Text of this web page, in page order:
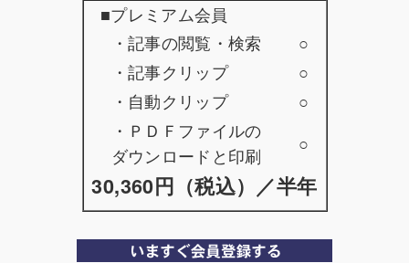
■プレミアム会員
・記事の閲覧・検索
○
・記事クリップ
○
・自動クリップ
○
・ＰＤＦファイルの
ダウンロードと印刷
○
30,360円（税込）／半年